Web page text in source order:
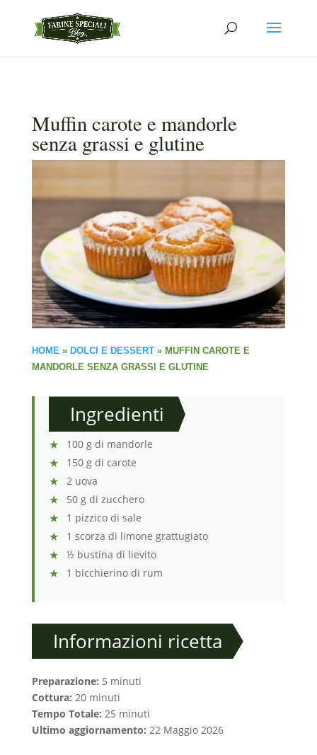
Muffin carote e mandorle
senza grassi e glutine
HOME» DOLCI E DESSERT» MUFFIN CAROTE E
MANDORLE SENZA GRASSI E GLUTINE
Ingredienti
100 g di mandorle
150 g di carote
2 uova
50 g di zucchero
1 pizzico di sale
1 scorza di limone grattugiato
½ bustina di lievito
1 bicchierino di rum
Informazioni ricetta
Preparazione: 5 minuti
Cottura: 20 minuti
Tempo Totale: 25 minuti
Ultimo aggiornamento: 22 Maggio 2026